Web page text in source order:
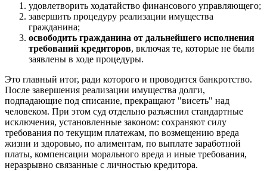
удовлетворить ходатайство финансового управляющего;
завершить процедуру реализации имущества
гражданина;
освободить гражданина от дальнейшего исполнения
требований кредиторов, включая те, которые не были
заявлены в ходе процедуры.
Это главный итог, ради которого и проводится банкротство.
После завершения реализации имущества долги,
подпадающие под списание, прекращают "висеть" над
человеком. При этом суд отдельно разъяснил стандартные
исключения, установленные законом: сохраняют силу
требования по текущим платежам, по возмещению вреда
жизни и здоровью, по алиментам, по выплате заработной
платы, компенсации морального вреда и иные требования,
неразрывно связанные с личностью кредитора.